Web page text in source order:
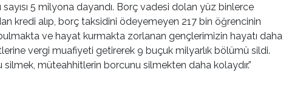
5 milyona dayandı. Borç vadesi dolan yüz binlerce
kredi alıp, borç taksidini ödeyemeyen 217 bin öğrencinin
ve hayat kurmakta zorlanan gençlerimizin hayatı daha
vergi muafiyeti getirerek 9 buçuk milyarlık bölümü sildi.
müteahhitlerin borcunu silmekten daha kolaydır.”